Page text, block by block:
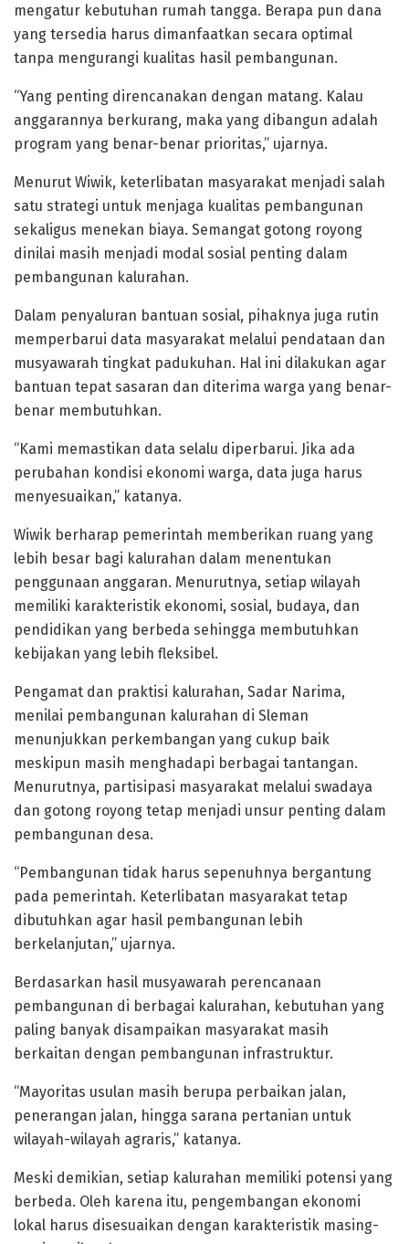
mengatur kebutuhan rumah tangga. Berapa pun dana
yang tersedia harus dimanfaatkan secara optimal
tanpa mengurangi kualitas hasil pembangunan.
“Yang penting direncanakan dengan matang. Kalau
anggarannya berkurang, maka yang dibangun adalah
program yang benar-benar prioritas,” ujarnya.
Menurut Wiwik, keterlibatan masyarakat menjadi salah
satu strategi untuk menjaga kualitas pembangunan
sekaligus menekan biaya. Semangat gotong royong
dinilai masih menjadi modal sosial penting dalam
pembangunan kalurahan.
Dalam penyaluran bantuan sosial, pihaknya juga rutin
memperbarui data masyarakat melalui pendataan dan
musyawarah tingkat padukuhan. Hal ini dilakukan agar
bantuan tepat sasaran dan diterima warga yang benar-
benar membutuhkan.
“Kami memastikan data selalu diperbarui. Jika ada
perubahan kondisi ekonomi warga, data juga harus
menyesuaikan,” katanya.
Wiwik berharap pemerintah memberikan ruang yang
lebih besar bagi kalurahan dalam menentukan
penggunaan anggaran. Menurutnya, setiap wilayah
memiliki karakteristik ekonomi, sosial, budaya, dan
pendidikan yang berbeda sehingga membutuhkan
kebijakan yang lebih fleksibel.
Pengamat dan praktisi kalurahan, Sadar Narima,
menilai pembangunan kalurahan di Sleman
menunjukkan perkembangan yang cukup baik
meskipun masih menghadapi berbagai tantangan.
Menurutnya, partisipasi masyarakat melalui swadaya
dan gotong royong tetap menjadi unsur penting dalam
pembangunan desa.
“Pembangunan tidak harus sepenuhnya bergantung
pada pemerintah. Keterlibatan masyarakat tetap
dibutuhkan agar hasil pembangunan lebih
berkelanjutan,” ujarnya.
Berdasarkan hasil musyawarah perencanaan
pembangunan di berbagai kalurahan, kebutuhan yang
paling banyak disampaikan masyarakat masih
berkaitan dengan pembangunan infrastruktur.
“Mayoritas usulan masih berupa perbaikan jalan,
penerangan jalan, hingga sarana pertanian untuk
wilayah-wilayah agraris,” katanya.
Meski demikian, setiap kalurahan memiliki potensi yang
berbeda. Oleh karena itu, pengembangan ekonomi
lokal harus disesuaikan dengan karakteristik masing-